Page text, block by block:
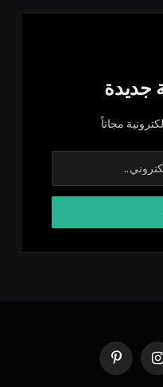
جديدة
مجاناً
الانستغرامبينتيريست